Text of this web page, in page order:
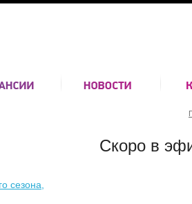
сезона,
Скоро в